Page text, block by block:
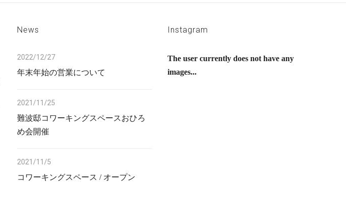
News
2022/12/27
年末年始の営業について
2021/11/25
難波邸コワーキングスペースおひろ
め会開催
2021/11/5
コワーキングスペース / オープン
Instagram
The user currently does not have any
images...